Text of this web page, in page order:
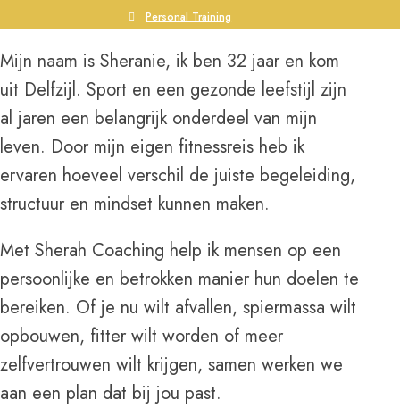
Personal Training
Mijn naam is Sheranie, ik ben 32 jaar en kom
uit Delfzijl. Sport en een gezonde leefstijl zijn
al jaren een belangrijk onderdeel van mijn
leven. Door mijn eigen fitnessreis heb ik
ervaren hoeveel verschil de juiste begeleiding,
structuur en mindset kunnen maken.
Met Sherah Coaching help ik mensen op een
persoonlijke en betrokken manier hun doelen te
bereiken. Of je nu wilt afvallen, spiermassa wilt
opbouwen, fitter wilt worden of meer
zelfvertrouwen wilt krijgen, samen werken we
aan een plan dat bij jou past.